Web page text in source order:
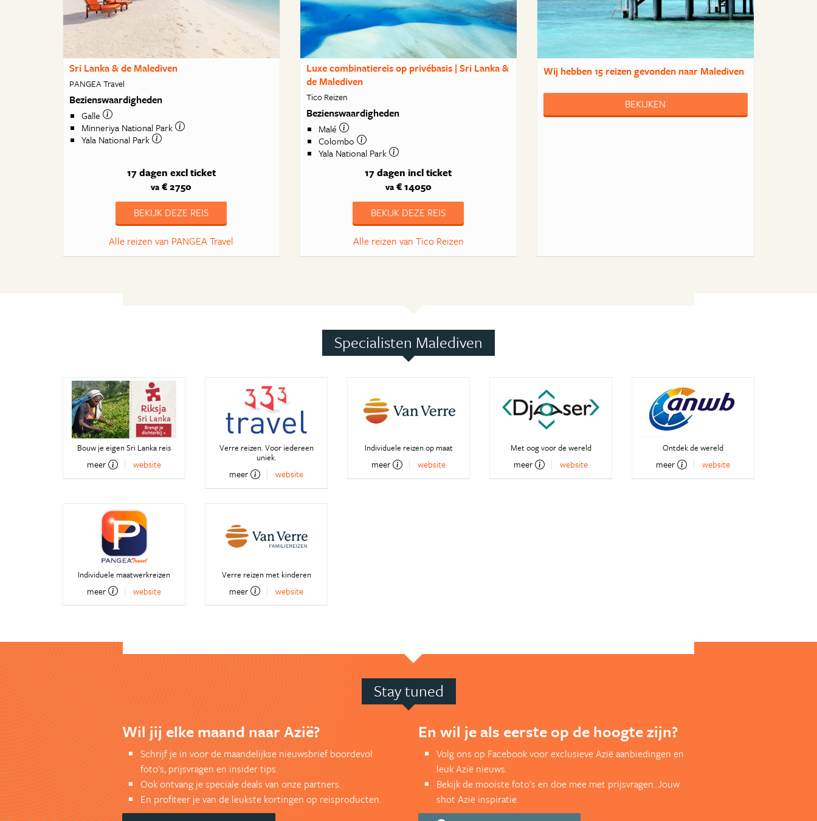
Sri Lanka & de Malediven
PANGEA Travel
Bezienswaardigheden
Galle
Minneriya National Park
Yala National Park
17 dagen excl ticket
va € 2750
BEKIJK DEZE REIS
Alle reizen van PANGEA Travel
Luxe combinatiereis op privébasis | Sri Lanka &
de Malediven
Tico Reizen
Bezienswaardigheden
Malé
Colombo
Yala National Park
17 dagen incl ticket
va€ 14050
BEKIJK DEZE REIS
Alle reizen van Tico Reizen
Wij hebben15 reizengevonden naar Malediven
BEKIJKEN
Specialisten Malediven
Bouw je eigen Sri Lanka reis
meer website
Verre reizen. Voor iedereen
uniek.
meer website
Individuele reizen op maat
meer website
Met oog voor de wereld
meer website
Ontdek de wereld
meer website
Individuele maatwerkreizen
meer website
Verre reizen met kinderen
meer website
Stay tuned
Wil jij elke maand naar Azië?
Schrijf je in voor de maandelijkse nieuwsbrief boordevol
foto's, prijsvragen en insider tips.
Ook ontvang je speciale deals van onze partners.
En profiteer je van de leukste kortingen op reisproducten.
En wil je als eerste op de hoogte zijn?
Volg ons op Facebook voor exclusieve Azië aanbiedingen en
leuk Azië nieuws.
Bekijk de mooiste foto's en doe mee met prijsvragen. Jouw
shot Azië inspiratie.